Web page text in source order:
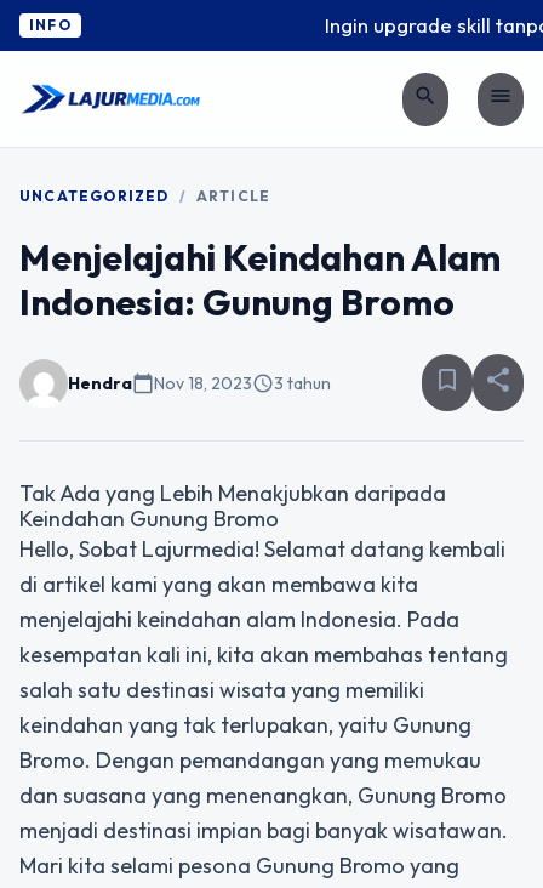
INFO Ingin upgrade skill
search menu
UNCATEGORIZED / ARTICLE
Menjelajahi Keindahan Alam
Indonesia: Gunung Bromo
Hendracalendar_todayNov 18, 2023schedule3 tahun bookmark_border share
Tak Ada yang Lebih Menakjubkan daripada
Keindahan Gunung Bromo
Hello, Sobat Lajurmedia! Selamat datang kembali
di artikel kami yang akan membawa kita
menjelajahi keindahan alam Indonesia. Pada
kesempatan kali ini, kita akan membahas tentang
salah satu destinasi wisata yang memiliki
keindahan yang tak terlupakan, yaitu Gunung
Bromo. Dengan pemandangan yang memukau
dan suasana yang menenangkan, Gunung Bromo
menjadi destinasi impian bagi banyak wisatawan.
Mari kita selami pesona Gunung Bromo yang